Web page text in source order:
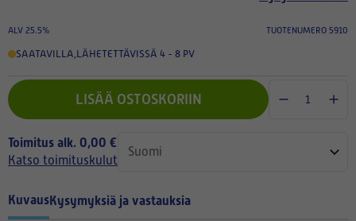
ALV 25.5% TUOTENUMERO 5910
SAATAVILLA LÄHETETTÄVISSÄ 4 - 8 PV
LISÄÄ OSTOSKORIIN
Toimitus alk. 0,00 €
Katso toimituskulut
KuvausKysymyksiä ja vastauksia